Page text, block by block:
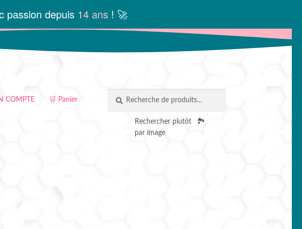
passion depuis 14 ans ! 🚀
COMPTE 🛒 Panier
pour :
RECHERCHE
Rechercher plutôt
par image
🏞️